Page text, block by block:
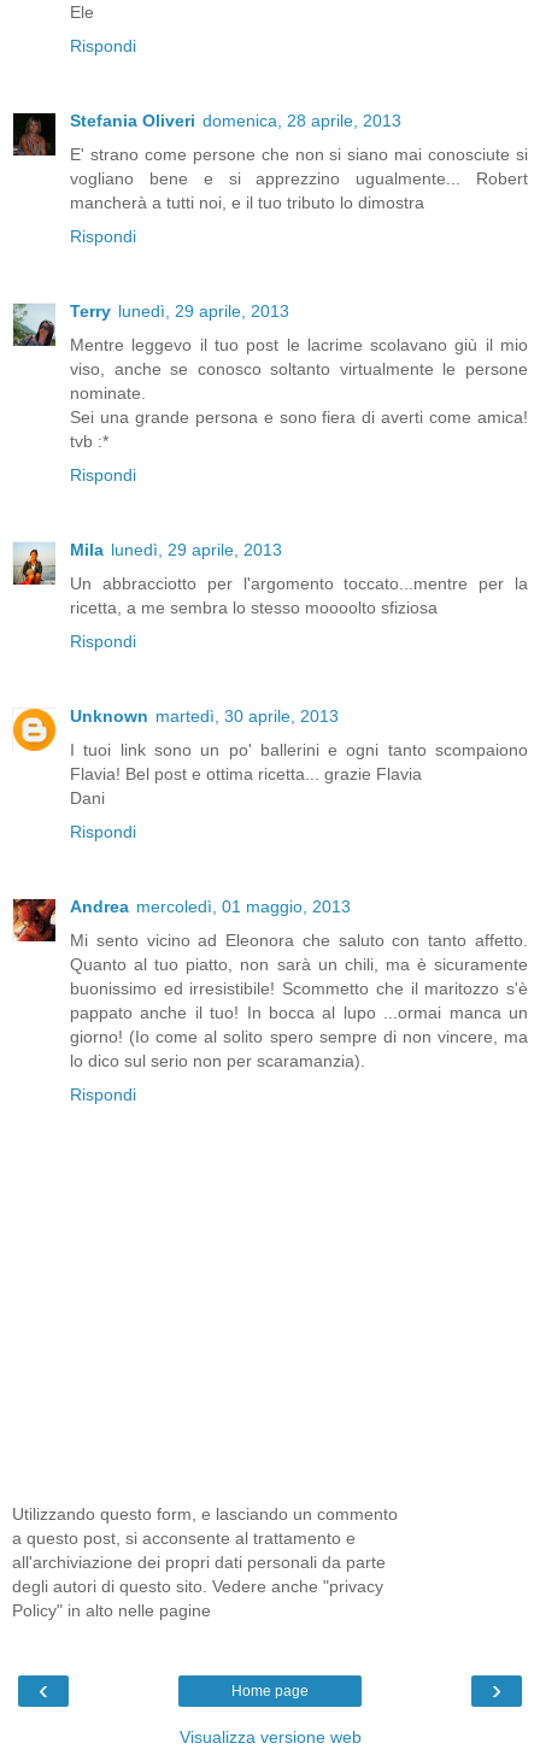
Ele
Rispondi
Stefania Oliveri domenica, 28 aprile, 2013
E' strano come persone che non si siano mai conosciute si
vogliano bene e si apprezzino ugualmente... Robert
mancherà a tutti noi, e il tuo tributo lo dimostra
Rispondi
Terry lunedì, 29 aprile, 2013
Mentre leggevo il tuo post le lacrime scolavano giù il mio
viso, anche se conosco soltanto virtualmente le persone
nominate.
Sei una grande persona e sono fiera di averti come amica!
tvb :*
Rispondi
Mila lunedì, 29 aprile, 2013
Un abbracciotto per l'argomento toccato...mentre per la
ricetta, a me sembra lo stesso moooolto sfiziosa
Rispondi
Unknown martedì, 30 aprile, 2013
I tuoi link sono un po' ballerini e ogni tanto scompaiono
Flavia! Bel post e ottima ricetta... grazie Flavia
Dani
Rispondi
Andrea mercoledì, 01 maggio, 2013
Mi sento vicino ad Eleonora che saluto con tanto affetto.
Quanto al tuo piatto, non sarà un chili, ma è sicuramente
buonissimo ed irresistibile! Scommetto che il maritozzo s'è
pappato anche il tuo! In bocca al lupo ...ormai manca un
giorno! (Io come al solito spero sempre di non vincere, ma
lo dico sul serio non per scaramanzia).
Rispondi
Utilizzando questo form, e lasciando un commento
a questo post, si acconsente al trattamento e
all'archiviazione dei propri dati personali da parte
degli autori di questo sito. Vedere anche "privacy
Policy" in alto nelle pagine
‹ ›
Home page
Visualizza versione web